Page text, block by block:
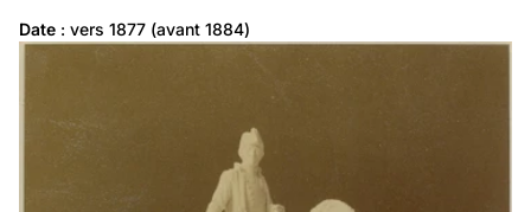
Date : vers 1877 (avant 1884)